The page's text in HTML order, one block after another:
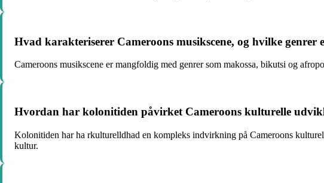
Hvad karakteriserer Cameroons musikscene, og hvilke genrer
Cameroons musikscene er mangfoldig med genrer som makossa, bikutsi og
Hvordan har kolonitiden påvirket Cameroons kulturelle
Kolonitiden har ha rkulturelldhad en kompleks indvirkning på Cameroons
kultur.